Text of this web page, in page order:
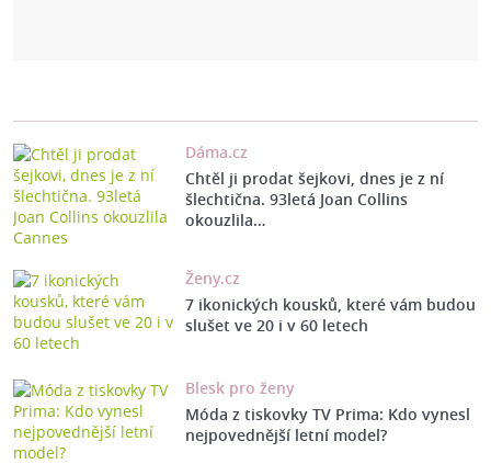
Dáma.cz
Chtěl ji prodat šejkovi, dnes je z ní
šlechtična. 93letá Joan Collins
okouzlila…
Ženy.cz
7 ikonických kousků, které vám budou
slušet ve 20 i v 60 letech
Blesk pro ženy
Móda z tiskovky TV Prima: Kdo vynesl
nejpovednější letní model?